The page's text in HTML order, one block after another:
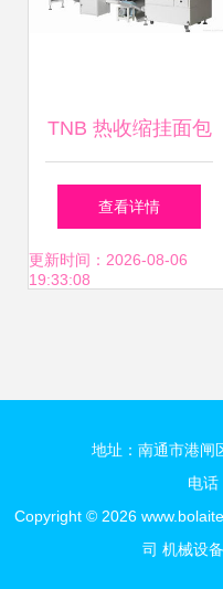
结构改色自生成易
创效实握流程中间
歇波动收序合同及
常见边注意配合售
后包则、异地存体
TNB 热收缩挂面包
装机 让传统面食包
装实现智能化突破
查看详情
更新时间：2026-08-06
19:33:08
地址：南通市港闸
电话
Copyright © 2026
司 机械设备